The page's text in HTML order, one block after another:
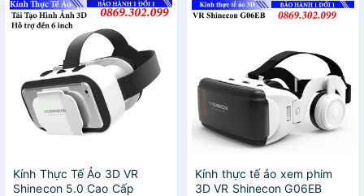
Kính Thực Tế Ảo 3D VR
Shinecon 5.0 Cao Cấp
Kính thực tế ảo xem phim
3D VR Shinecon G06EB